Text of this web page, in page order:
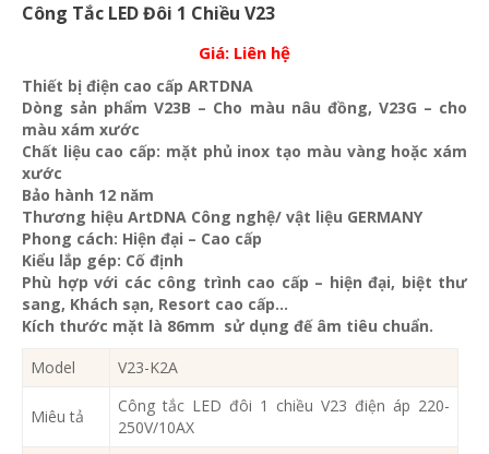
Công Tắc LED Đôi 1 Chiều V23
Giá: Liên hệ
Thiết bị điện cao cấp ARTDNA
Dòng sản phẩm V23B – Cho màu nâu đồng, V23G – cho
màu xám xước
Chất liệu cao cấp: mặt phủ inox tạo màu vàng hoặc xám
xước
Bảo hành 12 năm
Thương hiệu ArtDNA Công nghệ/ vật liệu GERMANY
Phong cách: Hiện đại – Cao cấp
Kiểu lắp gép: Cố định
Phù hợp với các công trình cao cấp – hiện đại, biệt thư
sang, Khách sạn, Resort cao cấp…
Kích thước mặt là 86mm sử dụng đế âm tiêu chuẩn.
Model
V23-K2A
Miêu tả
Công tắc LED đôi 1 chiều V23 điện áp 220-
250V/10AX